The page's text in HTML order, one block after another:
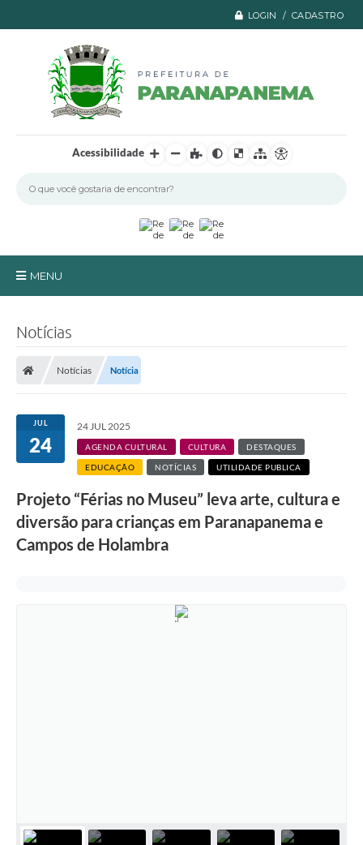
LOGIN / CADASTRO
Acessibilidade
MENU
Transparência
Ouvidoria / SIC
Leis Municipais
Legislação
Notícias
Notícias Notícia
JUL
24
24 JUL 2025
AGENDA CULTURAL CULTURA DESTAQUES
EDUCAÇÃO NOTÍCIAS UTILIDADE PUBLICA
Projeto “Férias no Museu” leva arte, cultura e
diversão para crianças em Paranapanema e
Campos de Holambra